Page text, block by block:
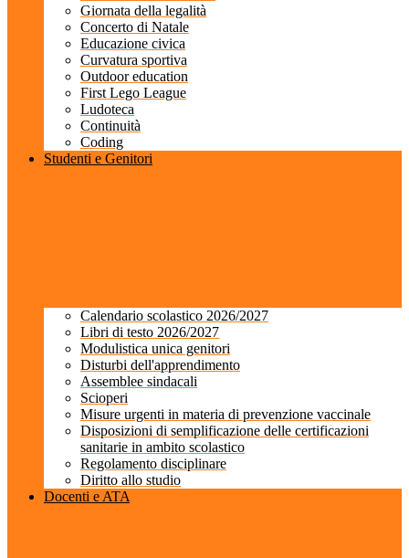
Giornata della legalità
Concerto di Natale
Educazione civica
Curvatura sportiva
Outdoor education
First Lego League
Ludoteca
Continuità
Coding
Studenti e Genitori
Calendario scolastico 2026/2027
Libri di testo 2026/2027
Modulistica unica genitori
Disturbi dell'apprendimento
Assemblee sindacali
Scioperi
Misure urgenti in materia di prevenzione vaccinale
Disposizioni di semplificazione delle certificazioni
sanitarie in ambito scolastico
Regolamento disciplinare
Diritto allo studio
Docenti e ATA